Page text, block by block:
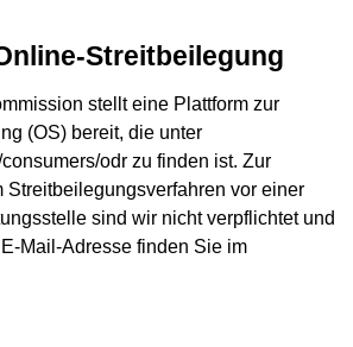
Streitbeilegung
stellt eine Plattform zur
(OS) bereit, die unter
odr zu finden ist. Zur
Streitbeilegungsverfahren vor einer
sind wir nicht verpflichtet und
Mail-Adresse finden Sie im